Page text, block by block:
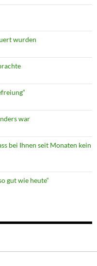
wurden
war
bei Ihnen seit Monaten kein
gut wie heute“